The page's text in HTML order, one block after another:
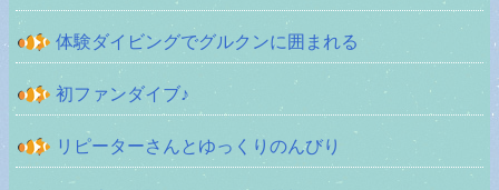
体験ダイビングでグルクンに囲まれる
初ファンダイブ♪
リピーターさんとゆっくりのんびり